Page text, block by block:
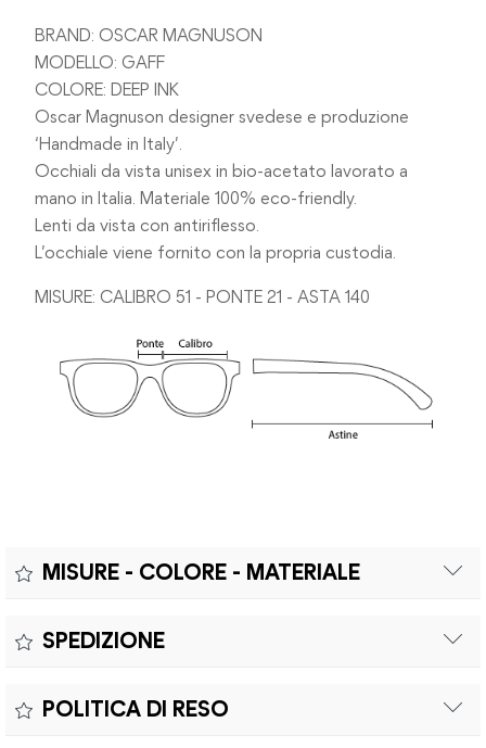
BRAND: OSCAR MAGNUSON
MODELLO: GAFF
COLORE: DEEP INK
Oscar Magnuson designer svedese e produzione
‘Handmade in Italy’.
Occhiali da vista unisex in bio-acetato lavorato a
mano in Italia. Materiale 100% eco-friendly.
Lenti da vista con antiriflesso.
L’occhiale viene fornito con la propria custodia.
MISURE: CALIBRO 51 - PONTE 21 - ASTA 140
MISURE - COLORE - MATERIALE
Colore:
SPEDIZIONE
conforme alle direttive vigenti. La garanzia copre eventuali
POLITICA DI RESO